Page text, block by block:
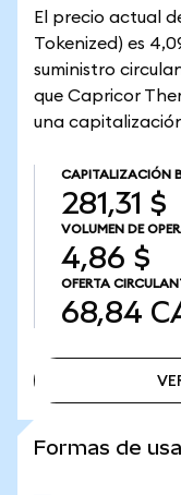
El precio actual
Tokenized) es
suministro
que Capricor
una
CAPITALIZACIÓN
281,31 $
VOLUMEN DE
4,86 $
OFERTA
68,84
Formas de